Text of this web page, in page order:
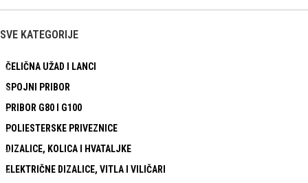
SVE KATEGORIJE
ČELIČNA UŽAD I LANCI
SPOJNI PRIBOR
PRIBOR G80 I G100
POLIESTERSKE PRIVEZNICE
DIZALICE, KOLICA I HVATALJKE
ELEKTRIČNE DIZALICE, VITLA I VILIČARI